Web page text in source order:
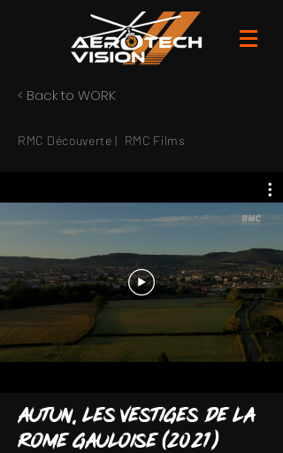
< Back to WORK
RMC Découverte | RMC Films
Autun, les vestiges de la
Rome gauloise (2021)